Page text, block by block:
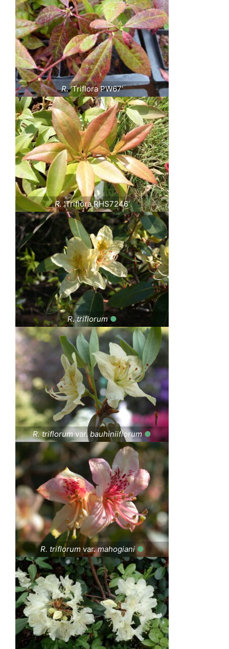
R.‘Triflora PW67’
R.‘Triflora RHS7246’
R. triflorum ●
R. triflorumvar.bauhiniiflorum ●
R. triflorumvar.mahogiani ●